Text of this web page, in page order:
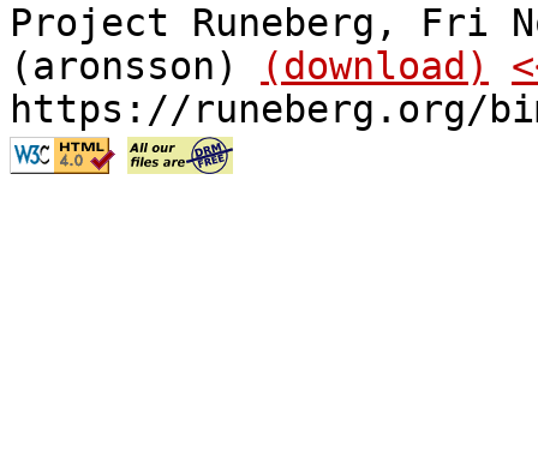
Project Runeberg, Fri
(aronsson)
(download)
https://runeberg.org/